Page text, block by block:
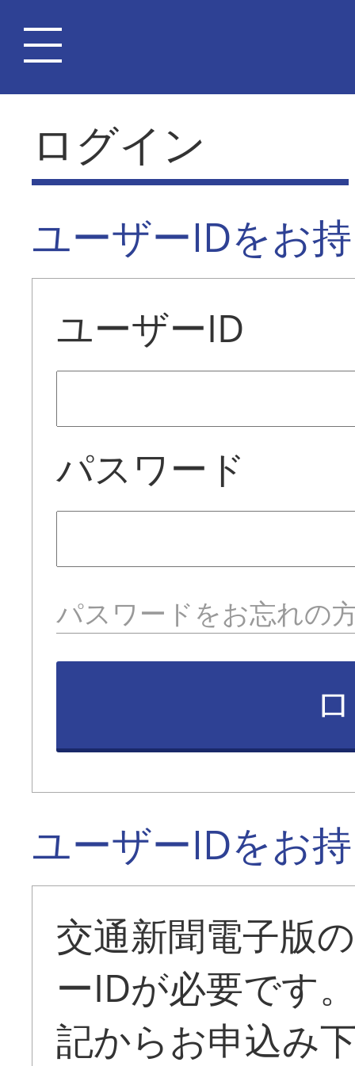
ログイン
ユーザーIDをお
ユーザーID
パスワード
パスワードをお忘れの
ユーザーIDをお
交通新聞電子版
ーIDが必要です
記からお申込み